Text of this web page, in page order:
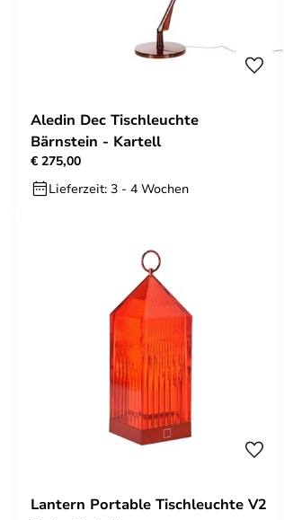
Aledin Dec Tischleuchte
Bärnstein - Kartell
€ 275,00
Lieferzeit: 3 - 4 Wochen
Lantern Portable Tischleuchte V2